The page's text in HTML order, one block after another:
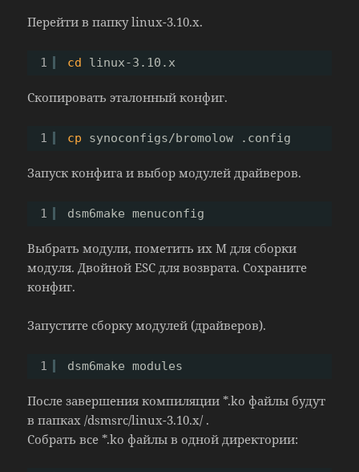
Перейти в папку linux-3.10.x.
1 cd linux-3.10.x
Скопировать эталонный конфиг.
1 cp synoconfigs/bromolow .config
Запуск конфига и выбор модулей драйверов.
1 dsm6make menuconfig
Выбрать модули, пометить их M для сборки
модуля. Двойной ESC для возврата. Сохраните
конфиг.
Запустите сборку модулей (драйверов).
1 dsm6make modules
После завершения компиляции *.ko файлы будут
в папках /dsmsrc/linux-3.10.x/ .
Собрать все *.ko файлы в одной директории: